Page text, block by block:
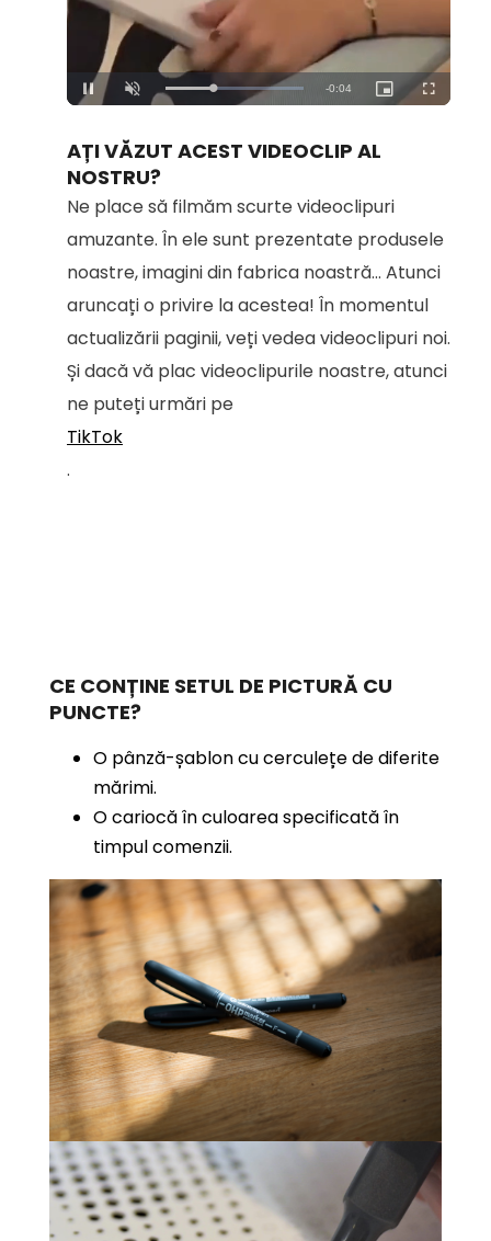
Unmute Loaded:
100.00%
AȚI VĂZUT ACEST VIDEOCLIP AL
NOSTRU?
Ne place să filmăm scurte videoclipuri
amuzante. În ele sunt prezentate produsele
noastre, imagini din fabrica noastră... Atunci
aruncați o privire la acestea! În momentul
actualizării paginii, veți vedea videoclipuri noi.
Și dacă vă plac videoclipurile noastre, atunci
ne puteți urmări pe
TikTok
.
CE CONȚINE SETUL DE PICTURĂ CU
PUNCTE?
O pânză-șablon cu cerculețe de diferite
mărimi.
O cariocă în culoarea specificată în
timpul comenzii.